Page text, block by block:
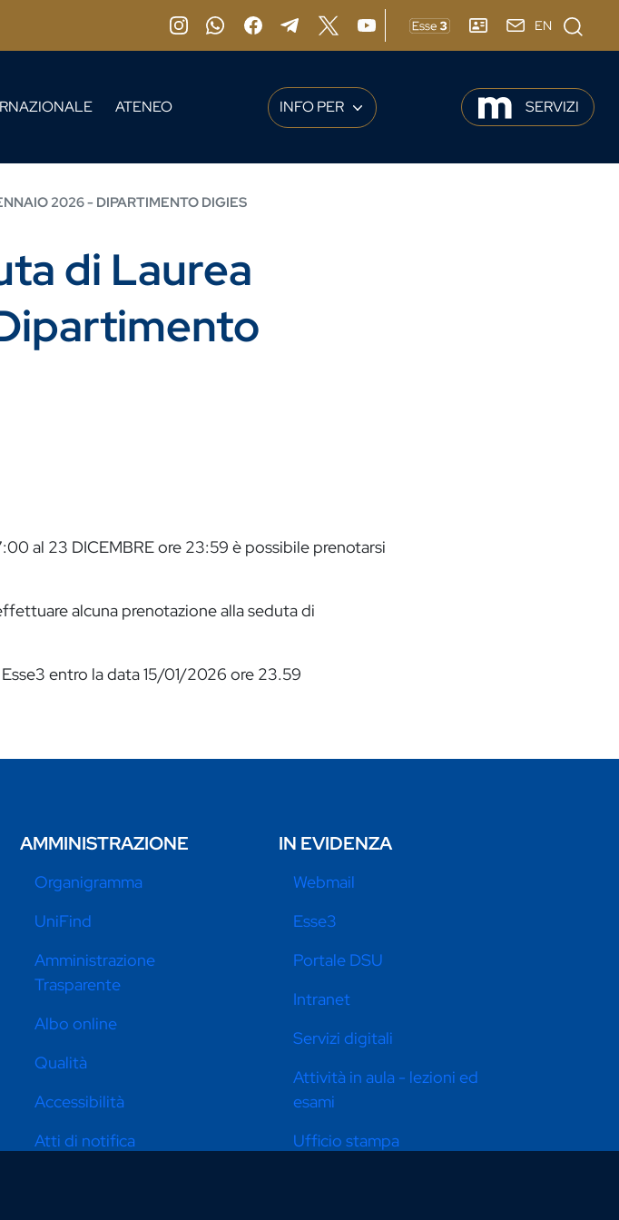
InstagramWhatsappFacebookTelegram
X YouTubeESSE3 RUBRICA
webmail
EN Cerca
ATENEO INFO PER SERVIZI
2026 - DIPARTIMENTO DIGIES
di Laurea
al 23 DICEMBRE ore 23:59 è possibile prenotarsi
alcuna prenotazione alla seduta di
entro la data 15/01/2026 ore 23.59
AMMINISTRAZIONE
Organigramma
UniFind
Amministrazione
Trasparente
Albo online
Qualità
Accessibilità
Atti di notifica
IN EVIDENZA
Webmail
Esse3
Portale DSU
Intranet
Servizi digitali
Attività in aula - lezioni ed
esami
Ufficio stampa